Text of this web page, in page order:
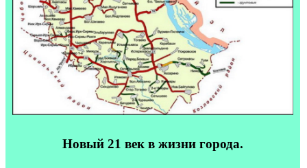
Новый 21 век в жизни города.